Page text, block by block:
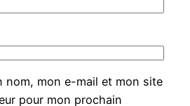
nom, mon e-mail et mon site
pour mon prochain